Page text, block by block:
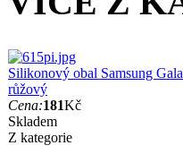
Silikonový obal Samsung
růžový
Cena:181Kč
Skladem
Z kategorie